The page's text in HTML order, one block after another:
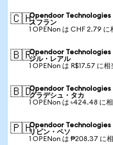
🇨🇭Opendoor Technologies
スフラン
1 OPENon は CHF 2.79 に
🇧🇷Opendoor Technologies
ジル・レアル
1 OPENon は R$17.57 に相
🇧🇩Opendoor Technologies
グラデシュ・タカ
1 OPENon は ৳424.48 に
🇵🇭Opendoor Technologies
リピン・ペソ
1 OPENon は ₱208.37 に